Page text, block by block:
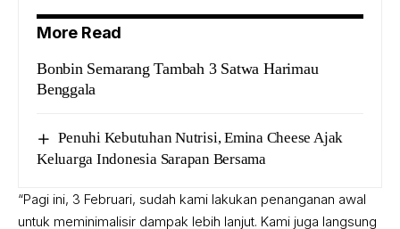
More Read
Bonbin Semarang Tambah 3 Satwa Harimau
Benggala
Penuhi Kebutuhan Nutrisi, Emina Cheese Ajak
Keluarga Indonesia Sarapan Bersama
“Pagi ini, 3 Februari, sudah kami lakukan penanganan awal
untuk meminimalisir dampak lebih lanjut. Kami juga langsung